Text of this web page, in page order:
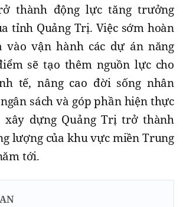
thành động lực tăng trưởng
tỉnh Quảng Trị. Việc sớm hoàn
vào vận hành các dự án năng
sẽ tạo thêm nguồn lực cho
tế, nâng cao đời sống nhân
sách và góp phần hiện thực
xây dựng Quảng Trị trở thành
lượng của khu vực miền Trung
tới.